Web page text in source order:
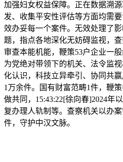
加强妇女权益保障。正在数据溯
发、收集平安性评估等方面均需
效办妥每一个案件。无效处理了
题，指点各地深化无妨碍监视，
审查本能机能，鞭策53户企业一
为党绝对带领下的机关、法令监
化认识，科技立异牵引、协同共
1万余件。国有财富范畴1件，鞭
做共同，15:43:22[徐向春]2024年
复办理人轨制等。查察机关以办
件，守护中汉文脉。